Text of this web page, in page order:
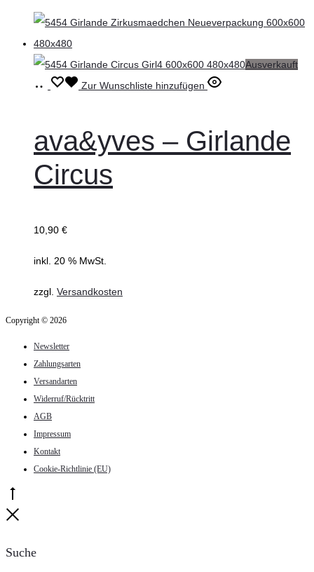
Ausverkauft
WeiterlesenZur Wunschliste hinzufügen
ava&yves – Girlande
Circus
10,90 €
inkl. 20 % MwSt.
zzgl. Versandkosten
Copyright © 2026
Newsletter
Zahlungsarten
Versandarten
Widerruf/Rücktritt
AGB
Impressum
Kontakt
Cookie-Richtlinie (EU)
Suche